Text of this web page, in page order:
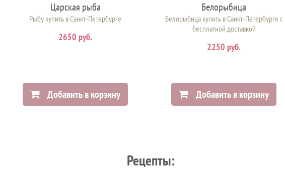
Царская рыба
Рыбу купить в Санкт-Петербурге
2650 руб.
Добавить в корзину
Белорыбица
Белорыбица купить в Санкт-Петербурге с
бесплатной доставкой
2250 руб.
Добавить в корзину
Рецепты: